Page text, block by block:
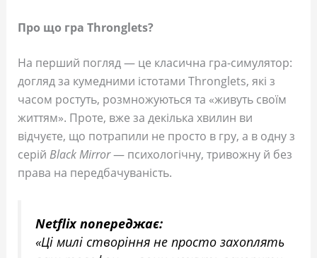
Про що гра Thronglets?
На перший погляд — це класична гра-симулятор:
догляд за кумедними істотами Thronglets, які з
часом ростуть, розмножуються та «живуть своїм
життям». Проте, вже за декілька хвилин ви
відчуєте, що потрапили не просто в гру, а в одну з
серій Black Mirror— психологічну, тривожну й без
права на передбачуваність.
Netflix попереджає:
«Ці милі створіння не просто захоплять